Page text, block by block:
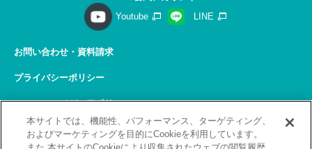
Youtube
LINE
お問い合わせ・資料請求
プライバシーポリシー
ソーシャルメディアポリシー
サイトの利用について
本サイトでは、機能性、パフォーマンス、ターゲティング、
およびマーケティングを目的にCookieを利用しています。